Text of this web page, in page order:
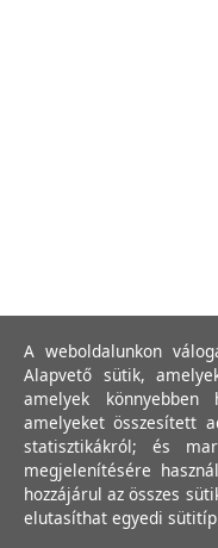
A weboldalunkon
Alapvető sütik,
amelyek könnyebben
amelyeket összesített
statisztikákról; és
megjelenítésére
hozzájárul az összes
elutasíthat egyedi